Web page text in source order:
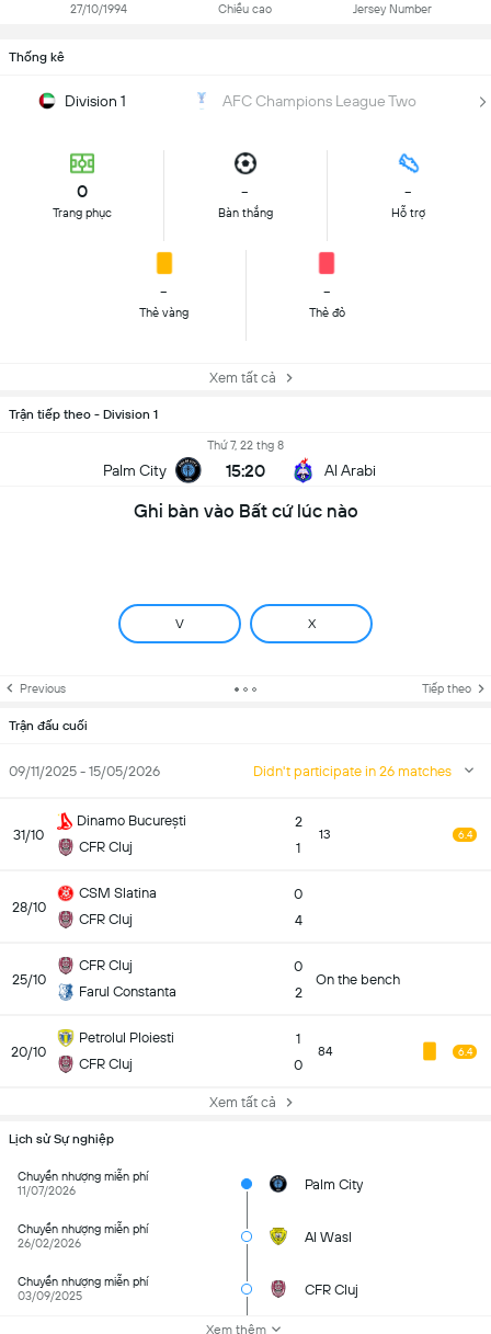
27/10/1994 Chiều cao Jersey Number
Thống kê
Division 1 AFC Champions League Two
0
Trang phục
-
Bàn thắng
-
Hỗ trợ
-
Thẻ vàng
-
Thẻ đỏ
Xem tất cả
Trận tiếp theo - Division 1
Palm City
Thứ 7, 22 thg 8
15:20 Al Arabi
Ghi bàn vào Bất cứ lúc nào
V X
Previous Tiếp theo
Trận đấu cuối
09/11/2025 - 15/05/2026 Didn't participate in 26 matches
31/10
Dinamo București
CFR Cluj
2
1
13 6.4
28/10
CSM Slatina
CFR Cluj
0
4
25/10
CFR Cluj
Farul Constanta
0
2
On the bench
20/10
Petrolul Ploiesti
CFR Cluj
1
0
84 6.4
Xem tất cả
Lịch sử Sự nghiệp
Chuyển nhượng miễn phí
11/07/2026
Palm City
Chuyển nhượng miễn phí
26/02/2026
Al Wasl
Chuyển nhượng miễn phí
03/09/2025
CFR Cluj
Xem thêm